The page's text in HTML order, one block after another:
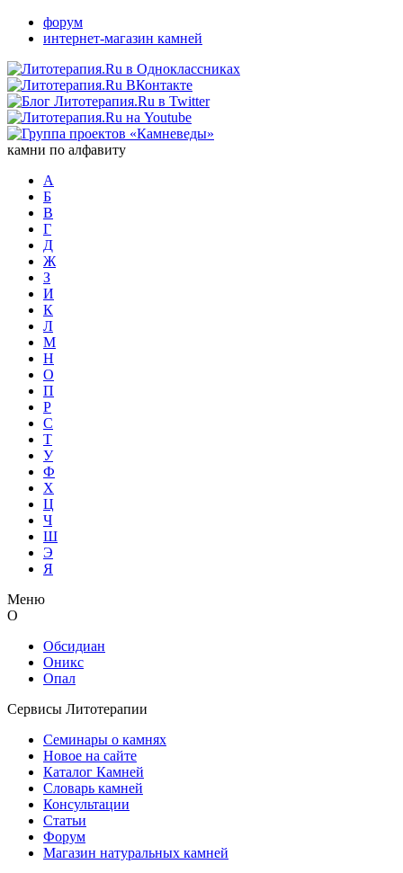
форум
интернет-магазин камней
камни по алфавиту
А
Б
В
Г
Д
Ж
З
И
К
Л
М
Н
О
П
Р
С
Т
У
Ф
Х
Ц
Ч
Ш
Э
Я
Меню
О
Обсидиан
Оникс
Опал
Сервисы Литотерапии
Семинары о камнях
Новое на сайте
Каталог Камней
Словарь камней
Консультации
Статьи
Форум
Магазин натуральных камней